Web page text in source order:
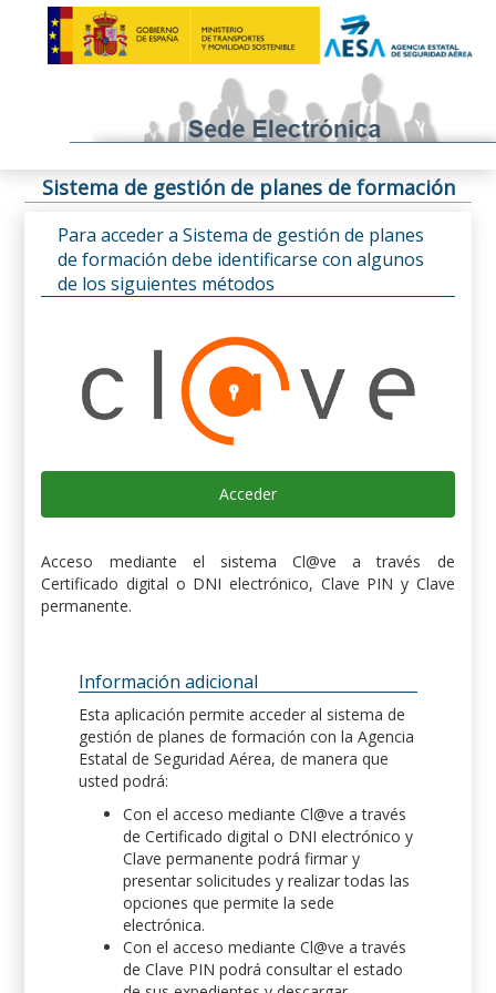
Sistema de gestión de planes de formación
Para acceder a Sistema de gestión de planes
de formación debe identificarse con algunos
de los siguientes métodos
Acceder
Acceso mediante el sistema Cl@ve a través de
Certificado digital o DNI electrónico, Clave PIN y Clave
permanente.
Información adicional
Esta aplicación permite acceder al sistema de
gestión de planes de formación con la Agencia
Estatal de Seguridad Aérea, de manera que
usted podrá:
Con el acceso mediante Cl@ve a través
de Certificado digital o DNI electrónico y
Clave permanente podrá firmar y
presentar solicitudes y realizar todas las
opciones que permite la sede
electrónica.
Con el acceso mediante Cl@ve a través
de Clave PIN podrá consultar el estado